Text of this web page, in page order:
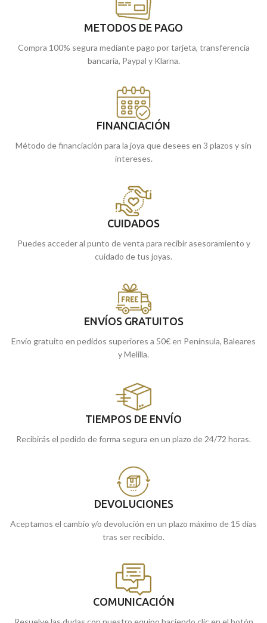
METODOS DE PAGO
Compra 100% segura mediante pago por tarjeta, transferencia
bancaria, Paypal y Klarna.
FINANCIACIÓN
Método de financiación para la joya que desees en 3 plazos y sin
intereses.
CUIDADOS
Puedes acceder al punto de venta para recibir asesoramiento y
cuidado de tus joyas.
ENVÍOS GRATUITOS
Envío gratuito en pedidos superiores a 50€ en Península, Baleares
y Melilla.
TIEMPOS DE ENVÍO
Recibirás el pedido de forma segura en un plazo de 24/72 horas.
DEVOLUCIONES
Aceptamos el cambio y/o devolución en un plazo máximo de 15 días
tras ser recibido.
COMUNICACIÓN